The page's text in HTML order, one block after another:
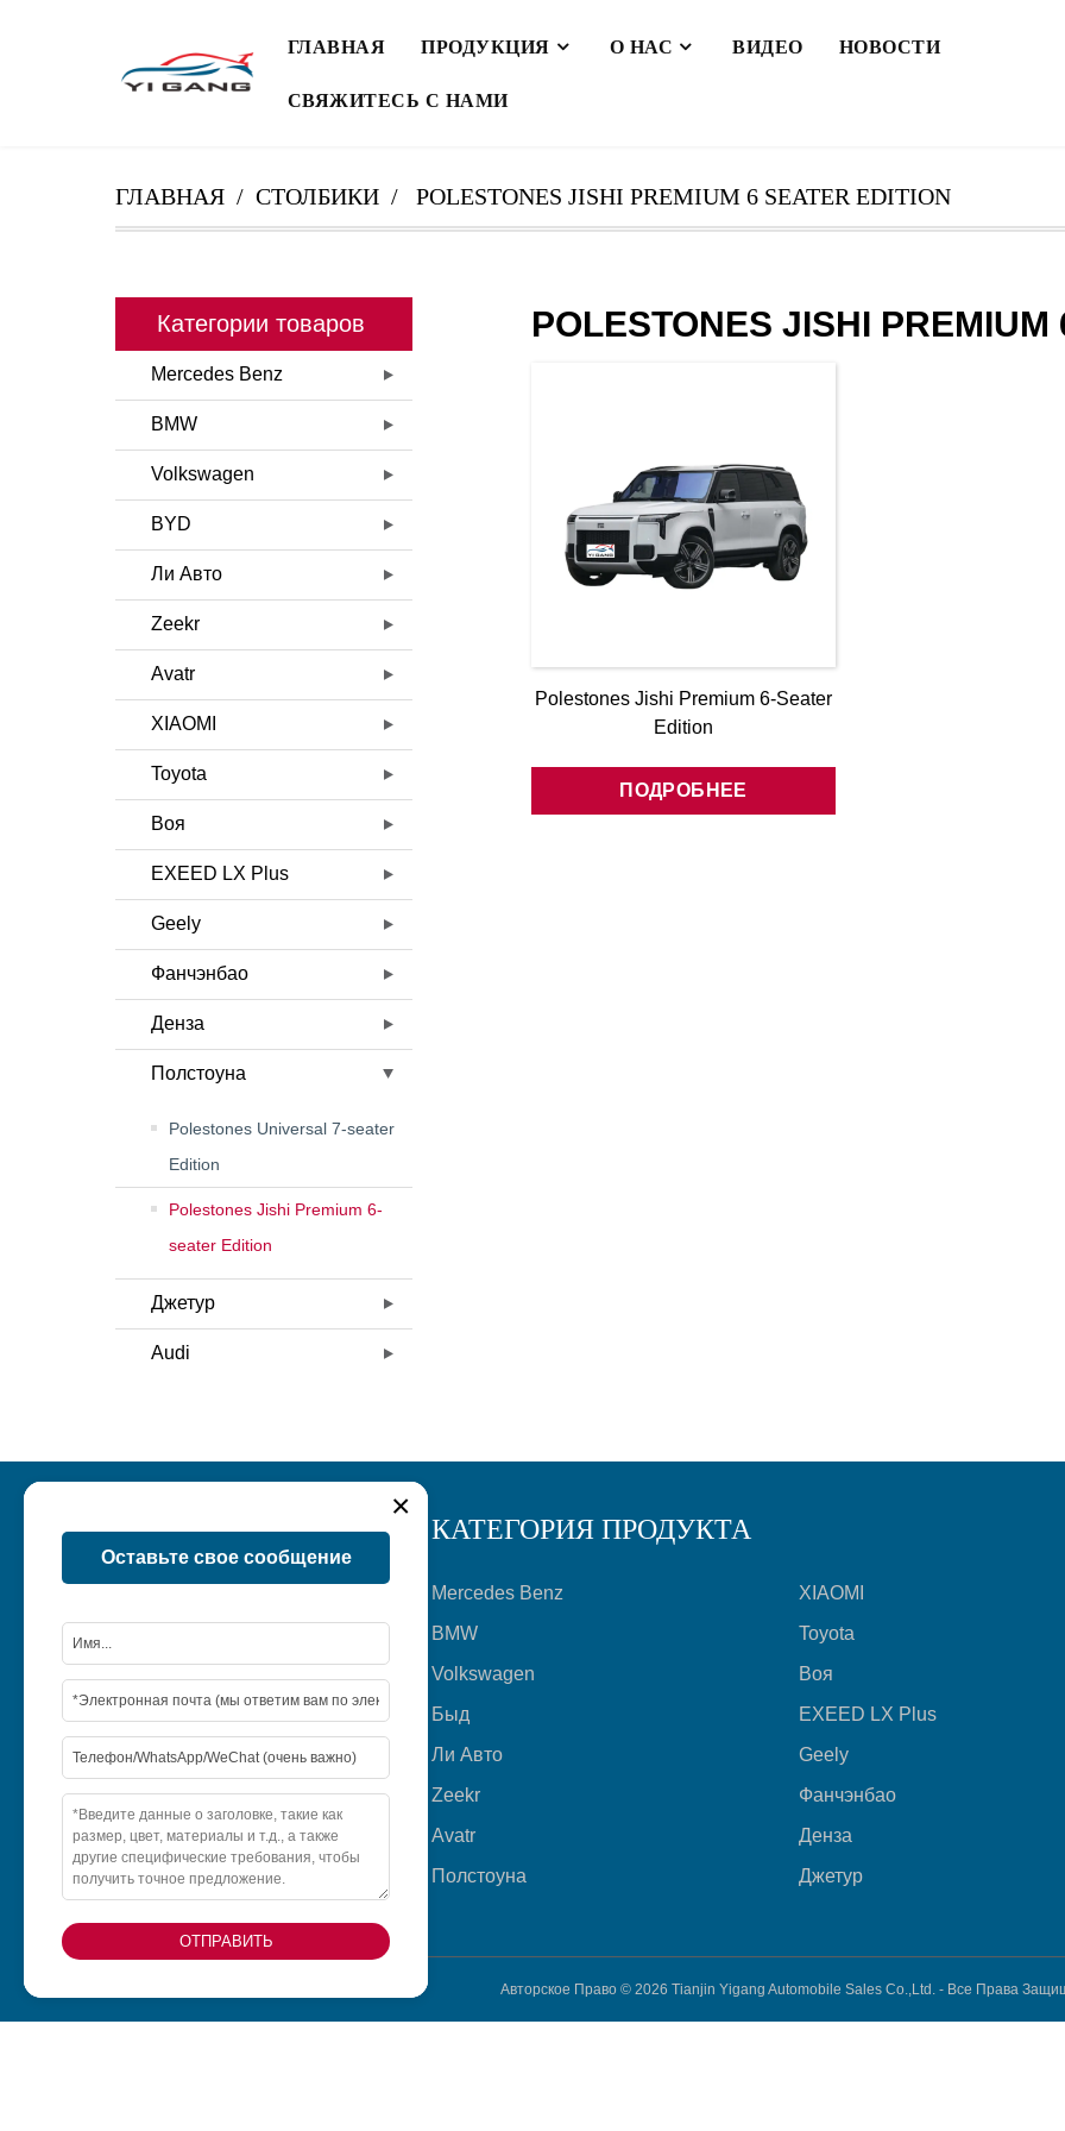
ГЛАВНАЯ ПРОДУКЦИЯ О НАС ВИДЕО НОВОСТИ
СВЯЖИТЕСЬ С НАМИ
ГЛАВНАЯ СТОЛБИКИ POLESTONES JISHI PREMIUM 6 SEATER EDITION
Категории товаров
Mercedes Benz
BMW
Volkswagen
BYD
Ли Авто
Zeekr
Avatr
XIAOMI
Toyota
Воя
EXEED LX Plus
Geely
Фанчэнбао
Денза
Полстоуна
Polestones Universal 7-seater
Edition
Polestones Jishi Premium 6-
seater Edition
Джетур
Audi
POLESTONES JISHI PREMIUM
Polestones Jishi Premium 6-Seater
Edition
ПОДРОБНЕЕ
×
Оставьте свое сообщение
ОТПРАВИТЬ
ИНФОРМАЦИЯ
О нас
Видео
Новости
Свяжитесь с нами
КАТЕГОРИЯ ПРОДУКТА
Mercedes Benz
BMW
Volkswagen
Быд
Ли Авто
Zeekr
Avatr
Полстоуна
XIAOMI
Toyota
Воя
EXEED LX Plus
Geely
Фанчэнбао
Денза
Джетур
Авторское Право © 2026 Tianjin Yigang Automobile Sales Co.,Ltd. - Все Права